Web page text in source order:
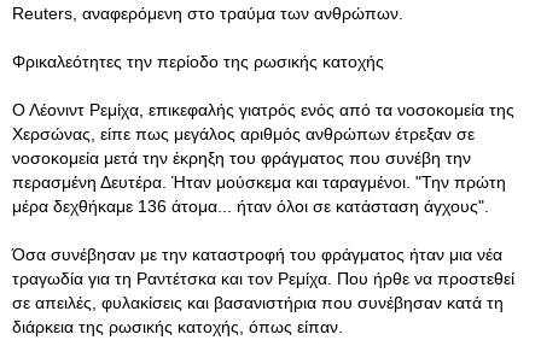
Reuters, αναφερόμενη στο τραύμα των ανθρώπων.
Φρικαλεότητες την περίοδο της ρωσικής κατοχής
Ο Λέονιντ Ρεμίχα, επικεφαλής γιατρός ενός από τα νοσοκομεία της
Χερσώνας, είπε πως μεγάλος αριθμός ανθρώπων έτρεξαν σε
νοσοκομεία μετά την έκρηξη του φράγματος που συνέβη την
περασμένη Δευτέρα. Ήταν μούσκεμα και ταραγμένοι. "Την πρώτη
μέρα δεχθήκαμε 136 άτομα... ήταν όλοι σε κατάσταση άγχους".
Όσα συνέβησαν με την καταστροφή του φράγματος ήταν μια νέα
τραγωδία για τη Ραντέτσκα και τον Ρεμίχα. Που ήρθε να προστεθεί
σε απειλές, φυλακίσεις και βασανιστήρια που συνέβησαν κατά τη
διάρκεια της ρωσικής κατοχής, όπως είπαν.